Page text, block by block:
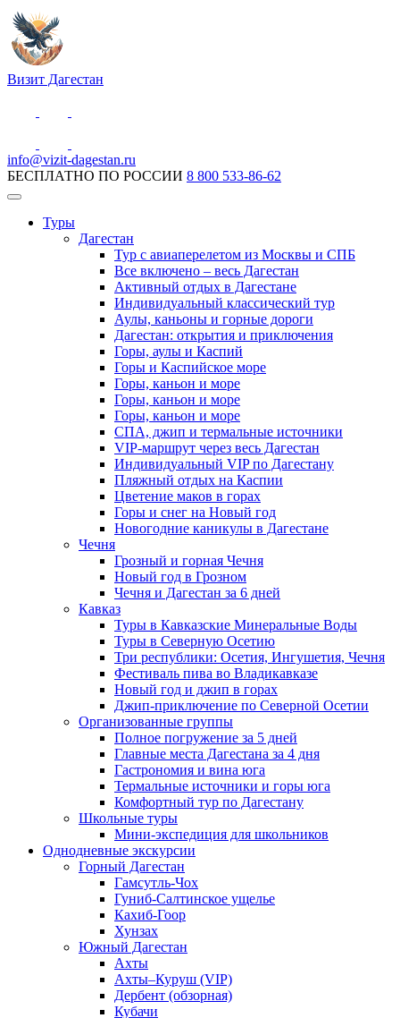
Визит Дагестан
info@vizit-dagestan.ru
БЕСПЛАТНО ПО РОССИИ 8 800 533-86-62
Туры
Дагестан
Тур с авиаперелетом из Москвы и СПБ
Все включено – весь Дагестан
Активный отдых в Дагестане
Индивидуальный классический тур
Аулы, каньоны и горные дороги
Дагестан: открытия и приключения
Горы, аулы и Каспий
Горы и Каспийское море
Горы, каньон и море
Горы, каньон и море
Горы, каньон и море
СПА, джип и термальные источники
VIP-маршрут через весь Дагестан
Индивидуальный VIP по Дагестану
Пляжный отдых на Каспии
Цветение маков в горах
Горы и снег на Новый год
Новогодние каникулы в Дагестане
Чечня
Грозный и горная Чечня
Новый год в Грозном
Чечня и Дагестан за 6 дней
Кавказ
Туры в Кавказские Минеральные Воды
Туры в Северную Осетию
Три республики: Осетия, Ингушетия, Чечня
Фестиваль пива во Владикавказе
Новый год и джип в горах
Джип-приключение по Северной Осетии
Организованные группы
Полное погружение за 5 дней
Главные места Дагестана за 4 дня
Гастрономия и вина юга
Термальные источники и горы юга
Комфортный тур по Дагестану
Школьные туры
Мини-экспедиция для школьников
Однодневные экскурсии
Горный Дагестан
Гамсутль-Чох
Гуниб-Салтинское ущелье
Кахиб-Гоор
Хунзах
Южный Дагестан
Ахты
Ахты–Куруш (VIP)
Дербент (обзорная)
Кубачи